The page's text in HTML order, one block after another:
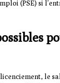
(PSE) si
le